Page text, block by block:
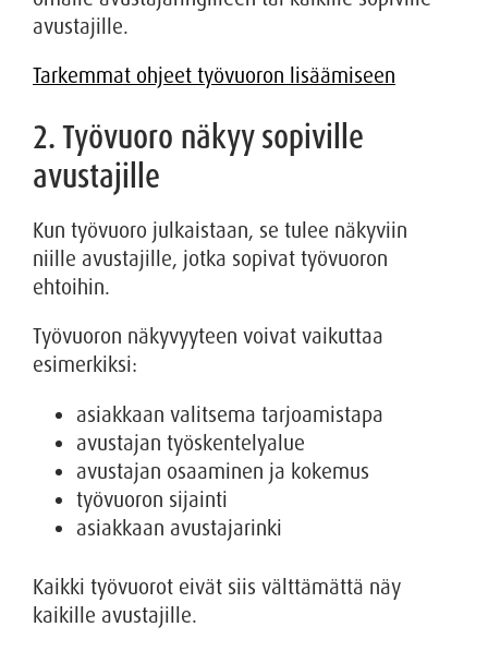
avustajille.
Tarkemmat ohjeet työvuoron lisäämiseen
2. Työvuoro näkyy sopiville
avustajille
Kun työvuoro julkaistaan, se tulee näkyviin
niille avustajille, jotka sopivat työvuoron
ehtoihin.
Työvuoron näkyvyyteen voivat vaikuttaa
esimerkiksi:
asiakkaan valitsema tarjoamistapa
avustajan työskentelyalue
avustajan osaaminen ja kokemus
työvuoron sijainti
asiakkaan avustajarinki
Kaikki työvuorot eivät siis välttämättä näy
kaikille avustajille.